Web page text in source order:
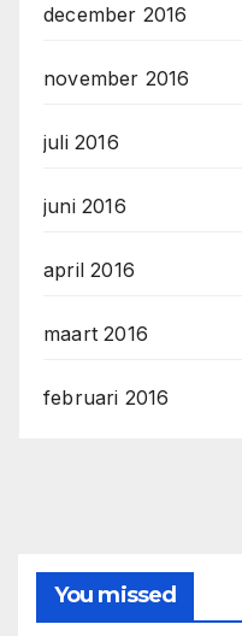
december 2016
november 2016
juli 2016
juni 2016
april 2016
maart 2016
februari 2016
You missed